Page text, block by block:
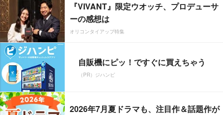
『VIVANT』限定ウオッチ、プロデューサ
ーの感想は
オリコンタイアップ特集
自販機にピッ！ですぐに買えちゃう
（PR）ジハンピ
2026年7月夏ドラマも、注目作＆話題作が